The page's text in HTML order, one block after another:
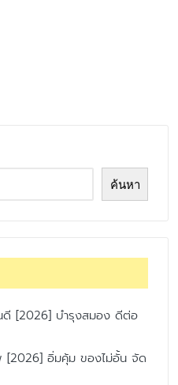
ค้นหา
ดี [2026] บำรุงสมอง ดีต่อ
[2026] อิ่มคุ้ม ของไม่อั้น จัด